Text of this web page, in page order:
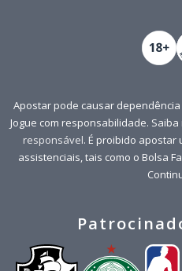
Apostar pode causar
Jogue com responsabilidade.
responsável. É proibido
assistenciais, tais como o Bolsa